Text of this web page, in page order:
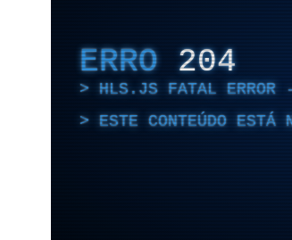
ERRO 204
HLS.JS FATAL ERROR -
ESTE CONTEÚDO ESTÁ